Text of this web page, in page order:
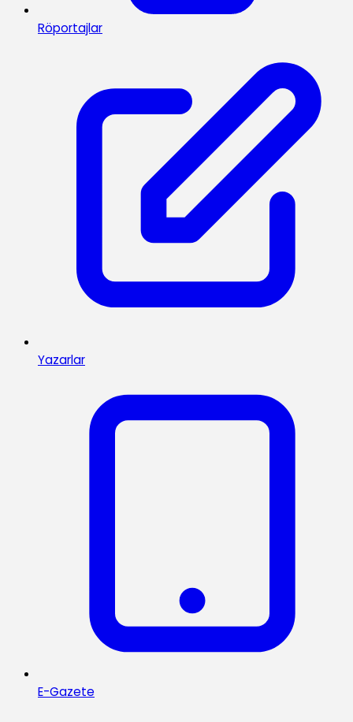
Röportajlar
Yazarlar
E-Gazete